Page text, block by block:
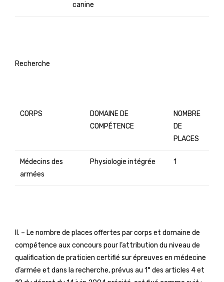
canine
Recherche
CORPS
DOMAINE DE
COMPÉTENCE
NOMBRE
DE
PLACES
Médecins des
armées
Physiologie intégrée 1
II. – Le nombre de places offertes par corps et domaine de
compétence aux concours pour l’attribution du niveau de
qualification de praticien certifié sur épreuves en médecine
d’armée et dans la recherche, prévus au 1° des articles 4 et